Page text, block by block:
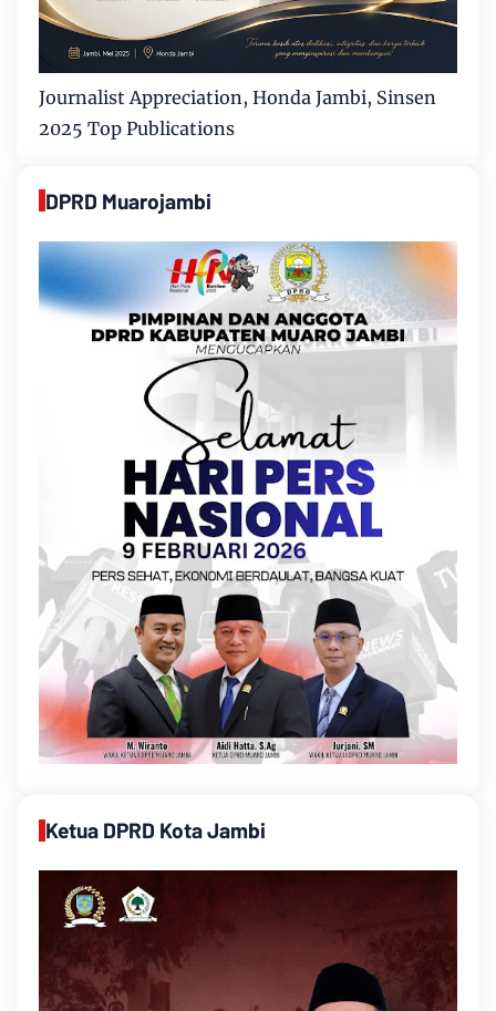
Journalist Appreciation, Honda Jambi, Sinsen
2025 Top Publications
DPRD Muarojambi
Ketua DPRD Kota Jambi